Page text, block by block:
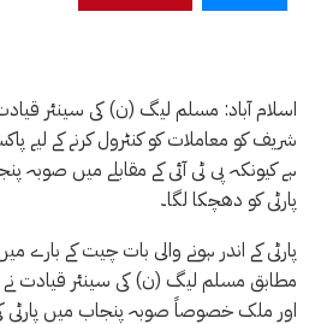
اسلام آباد: مسلم لیگ (ن) کی سینئر قیادت
شریف کو معاملات کو کنٹرول کرنے کے لیے
ہے کیونکہ پی ٹی آئی کے مقابلے میں صوبہ
پارٹی کو دھچکا لگا۔
پارٹی کے اندر ہونے والی بات چیت کے بارے
مطابق مسلم لیگ (ن) کی سینئر قیادت نے
اور ملک خصوصاً صوبہ پنجاب میں پارٹی